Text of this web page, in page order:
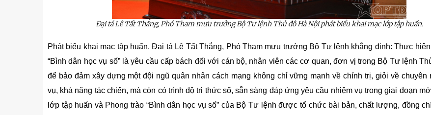
Đại táLê Tất Thắng, Phó Tham mưu trưởng Bộ Tư lệnh Thủ đô Hà Nội phát biểu khai mạc lớp tập huấn.
Phát biểu khai mạc tập huấn, Đại tá Lê Tất Thắng, Phó Tham mưu trưởng Bộ Tư lệnh khẳng định: Thực
“Bình dân học vụ số” là yêu cầu cấp bách đối với cán bộ, nhân viên các cơ quan, đơn vị trong Bộ Tư lệnh
để bảo đảm xây dựng một đội ngũ quân nhân cách mạng không chỉ vững mạnh về chính trị, giỏi về chuyên
vụ, khả năng tác chiến, mà còn có trình độ tri thức số, sẵn sàng đáp ứng yêu cầu nhiệm vụ trong giai đoạn
lớp tập huấn và Phong trào “Bình dân học vụ số” của Bộ Tư lệnh được tổ chức bài bản, chất lượng, đồng